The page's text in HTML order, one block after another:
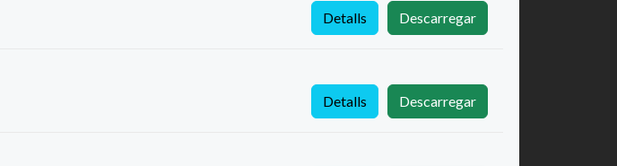
Descarregar
Detalls
Descarregar
Detalls